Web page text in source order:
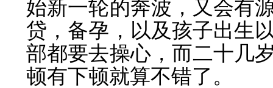
始新一轮的奔波，又会有
贷，备孕，以及孩子出生
部都要去操心，而二十几
顿有下顿就算不错了。